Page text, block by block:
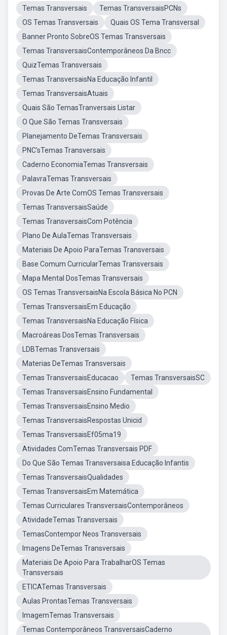
Temas Transversais
Temas TransversaisPCNs
OS Temas Transversais
Quais OS Tema Transversal
Banner Pronto SobreOS Temas Transversais
Temas TransversaisContemporâneos Da Bncc
QuizTemas Transversais
Temas TransversaisNa Educação Infantil
Temas TransversaisAtuais
Quais São TemasTranversais Listar
O Que São Temas Transversais
Planejamento DeTemas Transversais
PNC'sTemas Transversais
Caderno EconomiaTemas Transversais
PalavraTemas Transversais
Provas De Arte ComOS Temas Transversais
Temas TransversaisSaúde
Temas TransversaisCom Potência
Plano De AulaTemas Transversais
Materiais De Apoio ParaTemas Transversais
Base Comum CurricularTemas Transversais
Mapa Mental DosTemas Transversais
OS Temas TransversaisNa Escola Básica No PCN
Temas TransversaisEm Educação
Temas TransversaisNa Educação Física
Macroáreas DosTemas Transversais
LDBTemas Transversais
Materias DeTemas Transversais
Temas TransversaisEducacao
Temas TransversaisSC
Temas TransversaisEnsino Fundamental
Temas TransversaisEnsino Medio
Temas TransversaisRespostas Unicid
Temas TransversaisEf05ma19
Atividades ComTemas Transversais PDF
Do Que São Temas Transversaisa Educação Infantis
Temas TransversaisQualidades
Temas TransversaisEm Matemática
Temas Curriculares TransversaisContemporâneos
AtividadeTemas Transversais
TemasContempor Neos Transversais
Imagens DeTemas Transversais
Materiais De Apoio Para TrabalharOS Temas
Transversais
ETICATemas Transversais
Aulas ProntasTemas Transversais
ImagemTemas Transversais
Temas Contemporâneos TransversaisCaderno